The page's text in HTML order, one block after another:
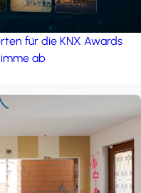
für die KNX Awards
ab